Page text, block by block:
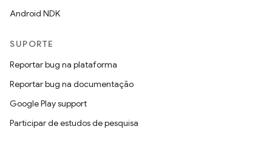
Android NDK
SUPORTE
Reportar bug na plataforma
Reportar bug na documentação
Google Play support
Participar de estudos de pesquisa